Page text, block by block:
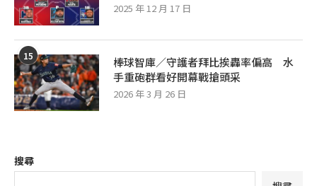
2025 年 12 月 17 日
15
棒球智庫／守護者拜比挨轟率偏高 水
手重砲群看好開幕戰搶頭采
2026 年 3 月 26 日
搜尋